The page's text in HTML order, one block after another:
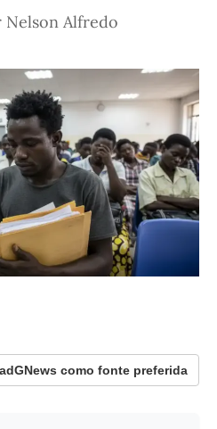
Nelson Alfredo
como fonte preferida